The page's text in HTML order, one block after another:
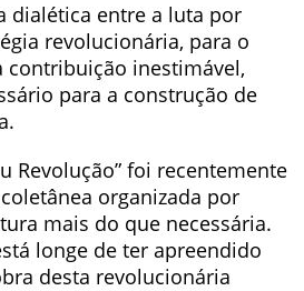
dialética entre a luta por
revolucionária, para o
contribuição inestimável,
para a construção de
Revolução” foi recentemente
organizada por
mais do que necessária.
longe de ter apreendido
desta revolucionária